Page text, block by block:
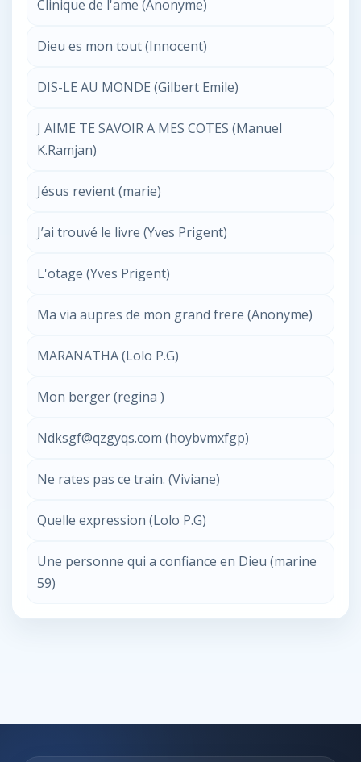
Clinique de l'ame (Anonyme)
Dieu es mon tout (Innocent)
DIS-LE AU MONDE (Gilbert Emile)
J AIME TE SAVOIR A MES COTES (Manuel
K.Ramjan)
Jésus revient (marie)
J’ai trouvé le livre (Yves Prigent)
L'otage (Yves Prigent)
Ma via aupres de mon grand frere (Anonyme)
MARANATHA (Lolo P.G)
Mon berger (regina )
Ndksgf@qzgyqs.com (hoybvmxfgp)
Ne rates pas ce train. (Viviane)
Quelle expression (Lolo P.G)
Une personne qui a confiance en Dieu (marine
59)